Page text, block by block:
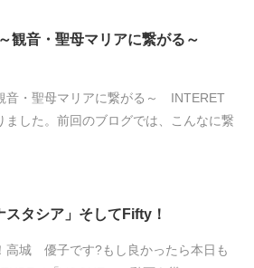
観音・聖母マリアに繋がる～
音・聖母マリアに繋がる～ INTERET
ました。前回のブログでは、こんなに繋
スタシア」そしてFifty！
高城 優子です?もし良かったら本日も